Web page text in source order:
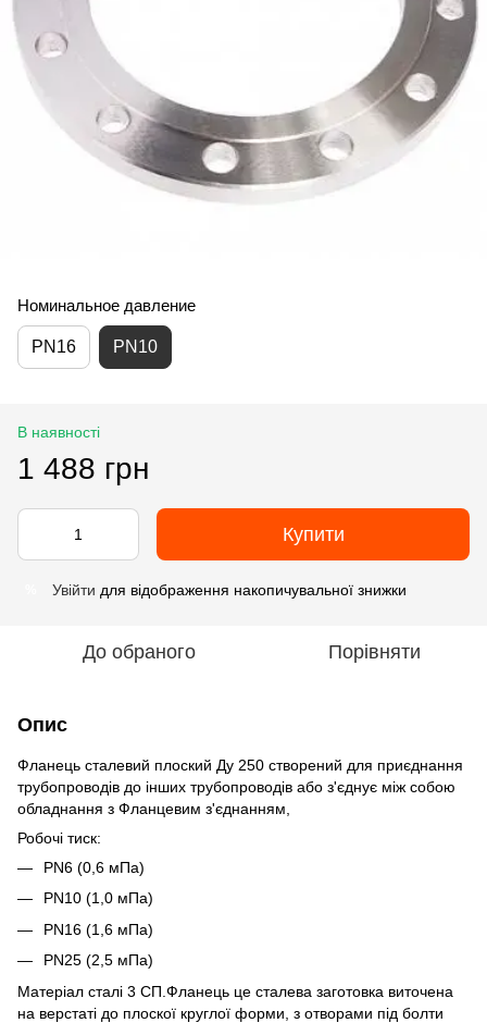
Номинальное давление
PN16 PN10
В наявності
1 488 грн
Купити
Увійти для відображення накопичувальної знижки
До обраного Порівняти
Опис
Фланець сталевий плоский Ду 250 створений для приєднання
трубопроводів до інших трубопроводів або з'єднує між собою
обладнання з Фланцевим з'єднанням,
Робочі тиск:
PN6 (0,6 мПа)
PN10 (1,0 мПа)
PN16 (1,6 мПа)
PN25 (2,5 мПа)
Матеріал сталі 3 СП.Фланець це сталева заготовка виточена
на верстаті до плоскої круглої форми, з отворами під болти